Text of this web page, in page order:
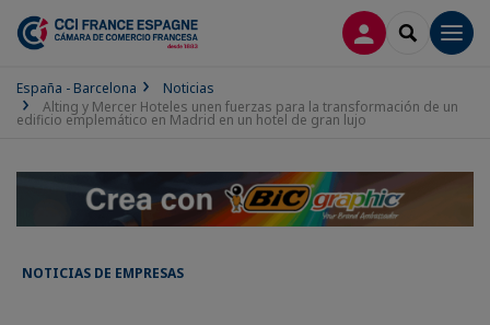
CONECTARSE
SEARCH
España - Barcelona
Noticias
Alting y Mercer Hoteles unen fuerzas para la transformación de un
edificio emplemático en Madrid en un hotel de gran lujo
NOTICIAS DE EMPRESAS